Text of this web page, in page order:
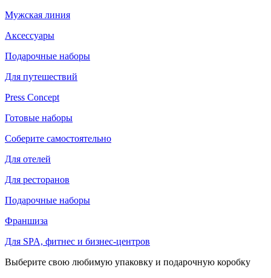
Мужская линия
Аксессуары
Подарочные наборы
Для путешествий
Press Concept
Готовые наборы
Соберите самостоятельно
Для отелей
Для ресторанов
Подарочные наборы
Франшиза
Для SPA, фитнес и бизнес-центров
Выберите свою любимую упаковку и подарочную коробку